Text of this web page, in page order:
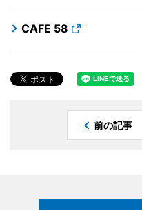
CAFE 58
前の記事